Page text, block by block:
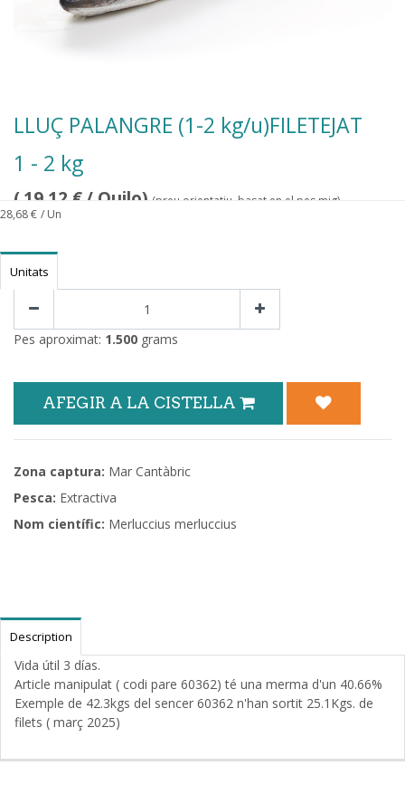
LLUÇ PALANGRE (1-2 kg/u)FILETEJAT
1 - 2 kg
(19,12 € / Quilo)
28,68€ / Un
(preu orientatiu, basat en el pes mig)
Unitats
Pes aproximat: 1.500 grams
AFEGIR A LA CISTELLA
Zona captura: Mar Cantàbric
Pesca: Extractiva
Nom científic: Merluccius merluccius
Description
Vida útil 3 días.
Article manipulat ( codi pare 60362) té una merma d'un 40.66%
Exemple de 42.3kgs del sencer 60362 n'han sortit 25.1Kgs. de
filets ( març 2025)